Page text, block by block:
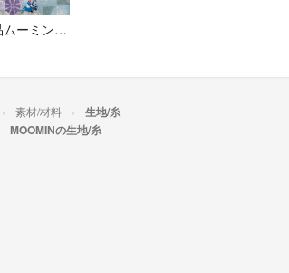
＊新品ムーミン柄の生地 夢で会いましょう KOKKA 布地 ミムラ
素材/材料 生地/糸
MOOMINの生地/糸